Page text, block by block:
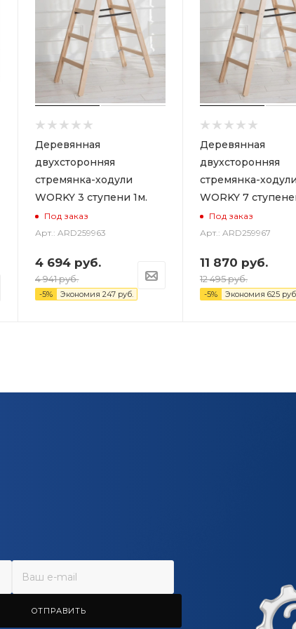
Деревянная
двухсторонняя
стремянка-ходули
WORKY 3 ступени 1м.
Под заказ
Арт.: ARD259963
4 694 руб.
4 941руб.
-5% Экономия 247 руб.
Деревянная
двухсторонняя
стремянка-ходули
WORKY 7
Под заказ
Арт.: ARD259967
11 870 руб.
12 495руб.
-5% Экономия 625
ОТПРАВИТЬ